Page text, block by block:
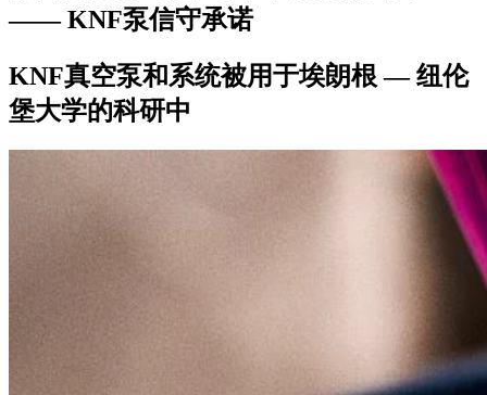
—— KNF泵信守承诺
KNF真空泵和系统被用于埃朗根 — 纽伦
堡大学的科研中